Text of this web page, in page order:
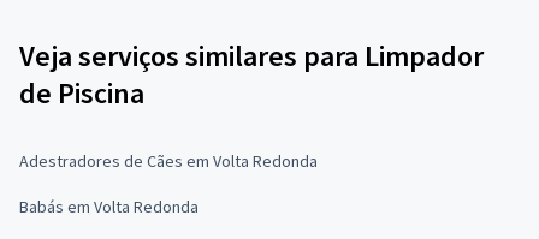
Veja serviços similares para Limpador
de Piscina
Adestradores de Cães em Volta Redonda
Babás em Volta Redonda